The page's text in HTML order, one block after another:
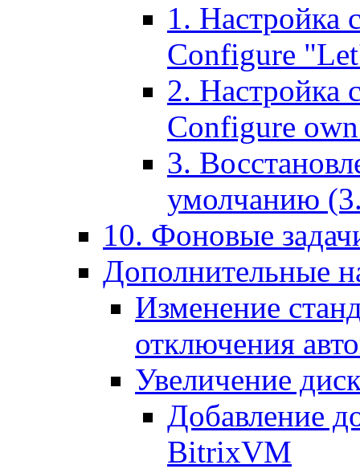
1. Настройка
Configure
2. Настройка
Configure
3.
умолчанию
10. Фоновые
Дополнительные
Изменение
отключения
Увеличение
Добавление
BitrixVM